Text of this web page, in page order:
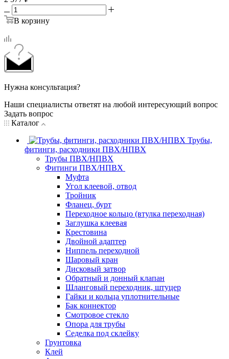
В корзину
Нужна консультация?
Наши специалисты ответят на любой интересующий вопрос
Задать вопрос
Каталог
Трубы,
фитинги, расходники ПВХ/НПВХ
Трубы ПВХ/НПВХ
Фитинги ПВХ/НПВХ
Муфта
Угол клеевой, отвод
Тройник
Фланец, бурт
Переходное кольцо (втулка переходная)
Заглушка клеевая
Крестовина
Двойной адаптер
Ниппель переходной
Шаровый кран
Дисковый затвор
Обратный и донный клапан
Шланговый переходник, штуцер
Гайки и кольца уплотнительные
Бак коннектор
Смотровое стекло
Опора для трубы
Седелка под склейку
Грунтовка
Клей